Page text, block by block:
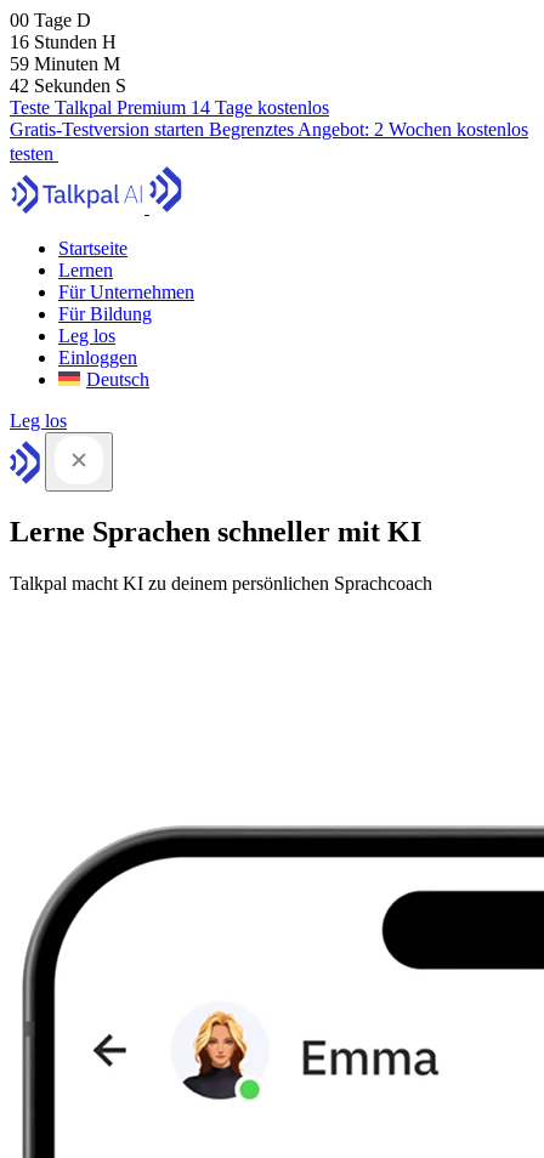
00 Tage D
16 Stunden H
59 Minuten M
42 Sekunden S
Teste Talkpal Premium 14 Tage kostenlos
Gratis-Testversion starten Begrenztes Angebot: 2 Wochen kostenlos
testen
Startseite
Lernen
Für Unternehmen
Für Bildung
Leg los
Einloggen
Deutsch
Leg los
Lerne Sprachen schneller mit KI
Talkpal macht KI zu deinem persönlichen Sprachcoach